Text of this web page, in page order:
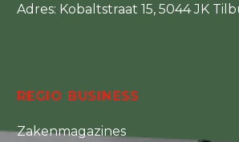
Adres: Kobaltstraat 15, 5044 JK
REGIO BUSINESS
Zakenmagazines